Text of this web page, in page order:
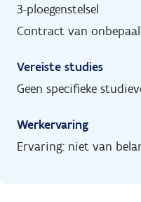
3-ploegenstelsel
Contract van
Vereiste studies
Geen specifieke
Werkervaring
Ervaring: niet van